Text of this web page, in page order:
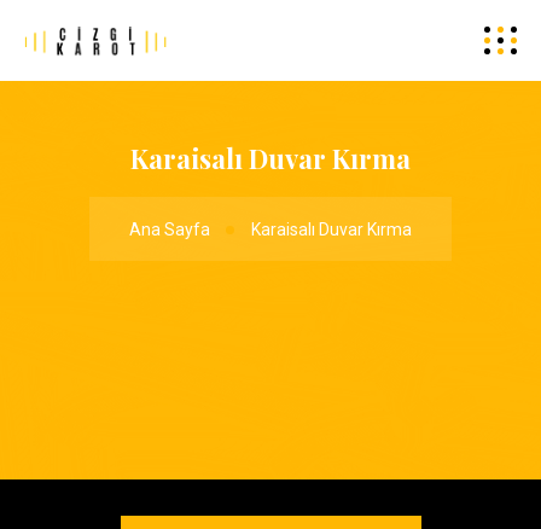
Karaisalı Duvar Kırma
Ana Sayfa Karaisalı Duvar Kırma